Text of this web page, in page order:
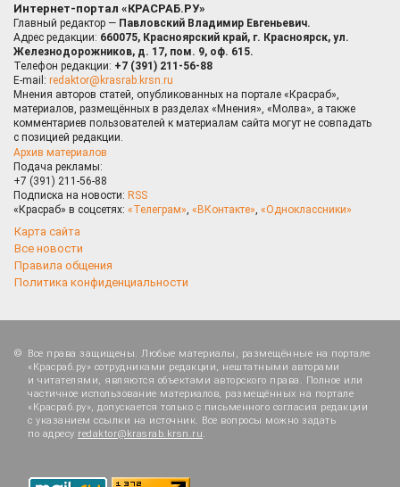
Интернет-портал «КРАСРАБ.РУ»
Главный редактор — Павловский Владимир Евгеньевич.
Адрес редакции: 660075, Красноярский край, г. Красноярск, ул.
Железнодорожников, д. 17, пом. 9, оф. 615.
Телефон редакции: +7 (391) 211-56-88
E-mail: redaktor@krasrab.krsn.ru
Мнения авторов статей, опубликованных на портале «Красраб»,
материалов, размещённых в разделах «Мнения», «Молва», а также
комментариев пользователей к материалам сайта могут не совпадать
с позицией редакции.
Архив материалов
Подача рекламы:
+7 (391) 211-56-88
Подписка на новости: RSS
«Красраб» в соцсетях: «Телеграм», «ВКонтакте», «Одноклассники»
Карта сайта
Все новости
Правила общения
Политика конфиденциальности
Все права защищены. Любые материалы, размещённые на портале
«Красраб.ру» сотрудниками редакции, нештатными авторами
и читателями, являются объектами авторского права. Полное или
частичное использование материалов, размещённых на портале
«Красраб.ру», допускается только с письменного согласия редакции
с указанием ссылки на источник. Все вопросы можно задать
по адресу redaktor@krasrab.krsn.ru.